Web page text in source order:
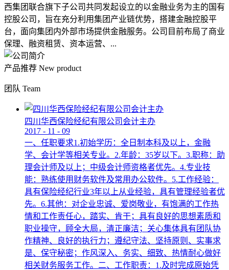
西集团联合旗下子公司共同发起设立的以金融业务为主的国有
控股公司，旨在充分利用集团产业链优势，搭建金融控股平
台，面向集团内外部市场提供金融服务。公司目前布局了商业
保理、融资租赁、资本运营、...
产品推荐 New product
团队 Team
四川华西保险经纪有限公司会计主办
2017 - 11 - 09
一、任职要求1.初始学历：全日制本科及以上，金融
学、会计学等相关专业。2.年龄：35岁以下。3.职称：助
理会计师及以上；中级会计师资格者优先。4.专业技
能：熟练使用财务软件及常用办公软件。5.工作经验：
具有保险经纪行业3年以上从业经验，具有管理经验者优
先。6.其他：对企业忠诚、爱岗敬业，有饱满的工作热
情和工作责任心，踏实、肯干；具有良好的思想素质和
职业操守，顾全大局，清正廉洁；关心集体具有团队协
作精神、良好的执行力；遵纪守法、坚持原则、实事求
是、保守秘密；作风深入、务实、细致、热情耐心做好
相关财务服务工作。二、工作职责：1.及时完成原始凭